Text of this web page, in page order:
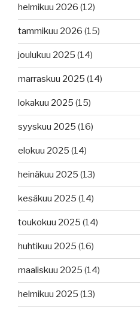
helmikuu 2026 (12)
tammikuu 2026 (15)
joulukuu 2025 (14)
marraskuu 2025 (14)
lokakuu 2025 (15)
syyskuu 2025 (16)
elokuu 2025 (14)
heinäkuu 2025 (13)
kesäkuu 2025 (14)
toukokuu 2025 (14)
huhtikuu 2025 (16)
maaliskuu 2025 (14)
helmikuu 2025 (13)